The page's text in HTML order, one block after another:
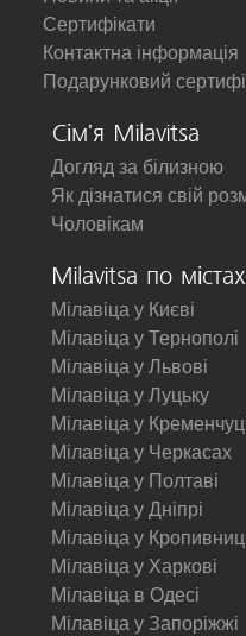
Сертифікати
Контактна інформація
Подарунковий
Сім'я Milavitsa
Догляд за білизною
Як дізнатися свій
Чоловікам
Milavitsa по
Мілавіца у Києві
Мілавіца у Тернополі
Мілавіца у Львові
Мілавіца у Луцьку
Мілавіца у
Мілавіца у Черкасах
Мілавіца у Полтаві
Мілавіца у Дніпрі
Мілавіца у
Мілавіца у Харкові
Мілавіца в Одесі
Мілавіца у Запоріжжі